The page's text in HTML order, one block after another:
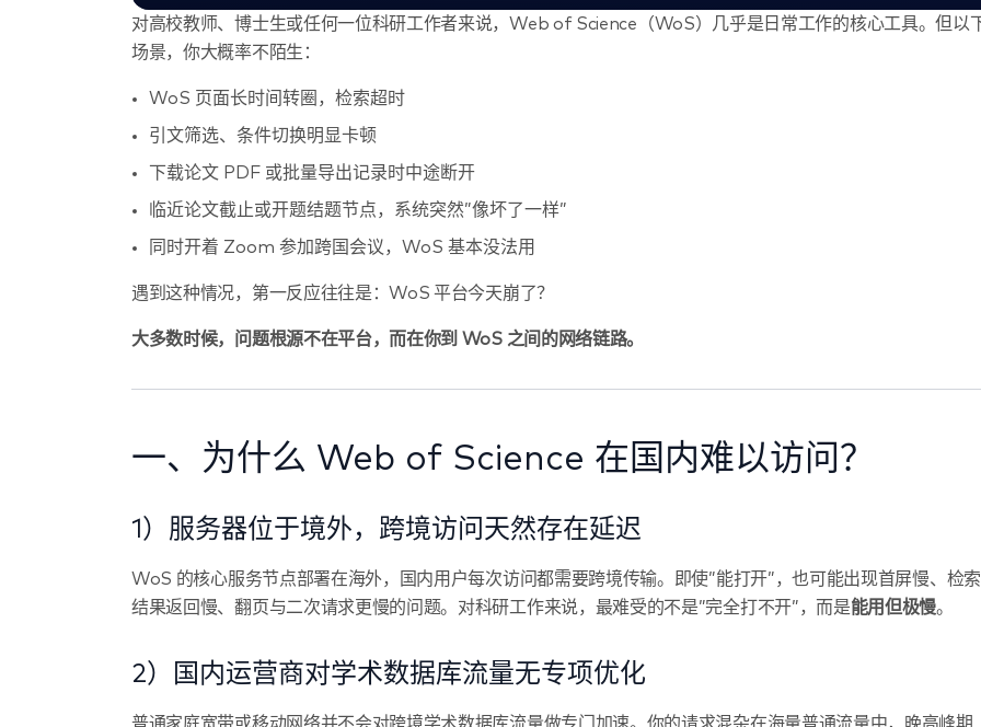
对高校教师、博士生或任何一位科研工作者来说，Web of Science（WoS）几乎是日常工作的核心工具。但以
场景，你大概率不陌生：
WoS 页面长时间转圈，检索超时
引文筛选、条件切换明显卡顿
下载论文 PDF 或批量导出记录时中途断开
临近论文截止或开题结题节点，系统突然”像坏了一样”
同时开着 Zoom 参加跨国会议，WoS 基本没法用
遇到这种情况，第一反应往往是：WoS 平台今天崩了？
大多数时候，问题根源不在平台，而在你到 WoS 之间的网络链路。
一、为什么 Web of Science 在国内难以访问？
1）服务器位于境外，跨境访问天然存在延迟
WoS 的核心服务节点部署在海外，国内用户每次访问都需要跨境传输。即使”能打开”，也可能出现首屏慢、检索
结果返回慢、翻页与二次请求更慢的问题。对科研工作来说，最难受的不是”完全打不开”，而是能用但极慢。
2）国内运营商对学术数据库流量无专项优化